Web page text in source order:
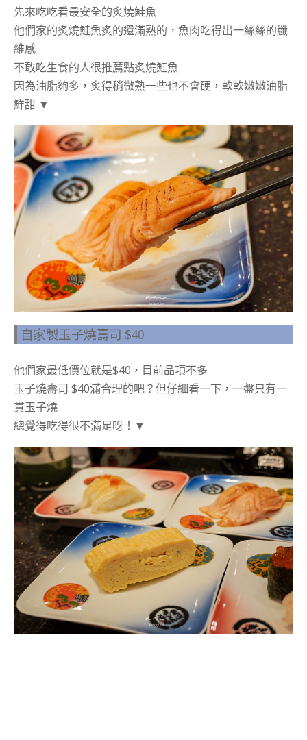
先來吃吃看最安全的炙燒鮭魚
他們家的炙燒鮭魚炙的還滿熟的，魚肉吃得出一絲絲的纖
維感
不敢吃生食的人很推薦點炙燒鮭魚
因為油脂夠多，炙得稍微熟一些也不會硬，軟軟嫩嫩油脂
鮮甜 ▼
自家製玉子燒壽司 $40
他們家最低價位就是$40，目前品項不多
玉子燒壽司 $40滿合理的吧？但仔細看一下，一盤只有一
貫玉子燒
總覺得吃得很不滿足呀！▼